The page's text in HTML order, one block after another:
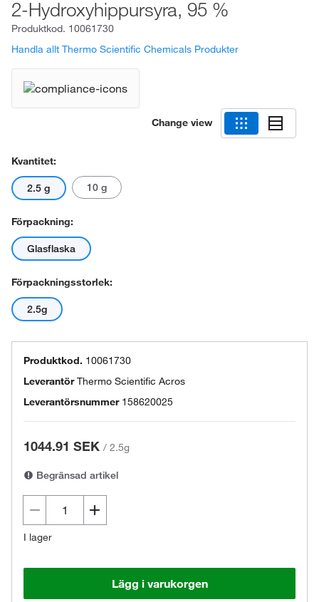
2-Hydroxyhippursyra, 95 %
Produktkod. 10061730
Handla allt Thermo Scientific Chemicals Produkter
Change view
Kvantitet:
2.5 g 10 g
Förpackning:
Glasflaska
Förpackningsstorlek:
2.5g
Produktkod. 10061730
LeverantörThermo Scientific Acros
Leverantörsnummer 158620025
1044.91 SEK / 2.5g
Begränsad artikel
I lager
Lägg i varukorgen